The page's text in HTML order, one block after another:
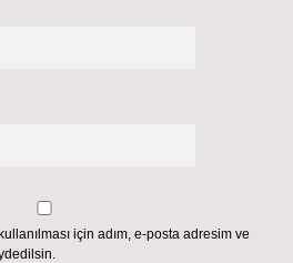
için adım, e-posta adresim ve